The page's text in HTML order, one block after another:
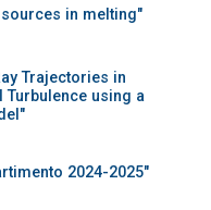
in melting"
Trajectories in
using a
2024-2025"